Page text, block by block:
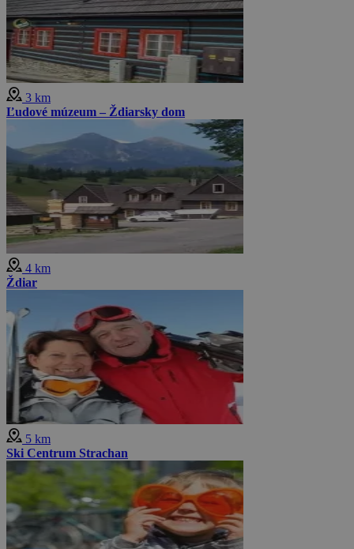
3 km
Ľudové múzeum – Ždiarsky dom
4 km
Ždiar
5 km
Ski Centrum Strachan